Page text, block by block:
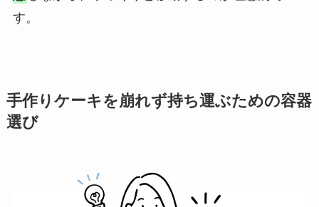
す。
手作りケーキを崩れず持ち運ぶための容器
選び